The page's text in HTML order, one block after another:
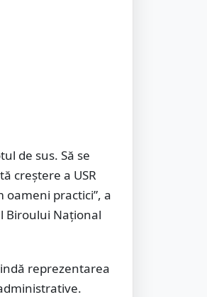
de sus. Să se
creștere a USR
practici”, a
Biroului Național
reprezentarea